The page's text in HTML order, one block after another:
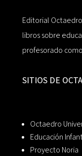
Editorial
libros sobre
profesorado
SITIOS DE
Octaedro
Educación
Proyecto Noria